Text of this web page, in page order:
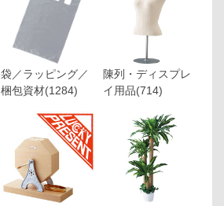
袋／ラッピング／
梱包資材(1284)
陳列・ディスプレ
イ用品(714)